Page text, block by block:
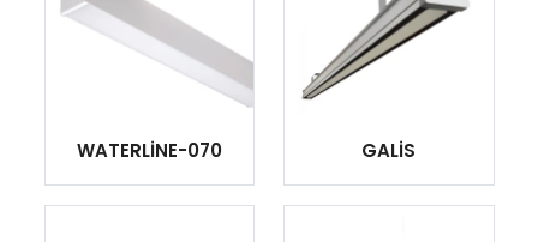
WATERLİNE-070 GALİS